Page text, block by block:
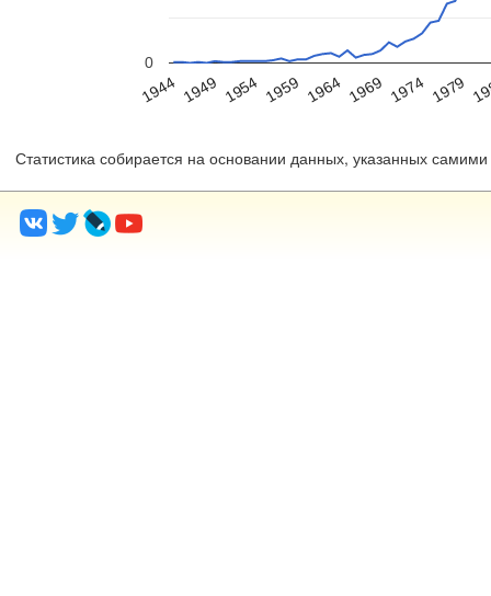
1944 1949 1954 1959 1964 1969 1974 1979
0
Статистика собирается на основании данных, указанных